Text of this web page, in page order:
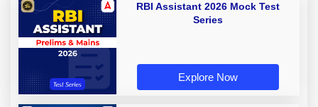
RBI Assistant 2026 Mock Test
Series
Explore Now